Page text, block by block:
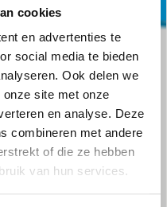
cookies
en advertenties te
social media te bieden
Ook delen we
site met onze
en analyse. Deze
combineren met andere
of die ze hebben
van hun services.